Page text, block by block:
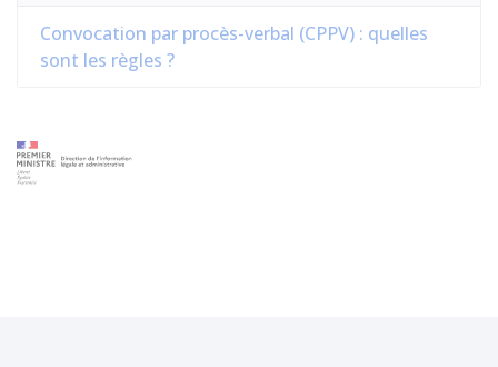
Convocation par procès-verbal (CPPV) : quelles
sont les règles ?